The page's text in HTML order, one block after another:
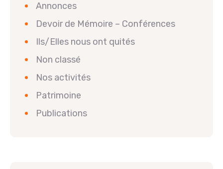
Annonces
Devoir de Mémoire – Conférences
Ils/Elles nous ont quités
Non classé
Nos activités
Patrimoine
Publications